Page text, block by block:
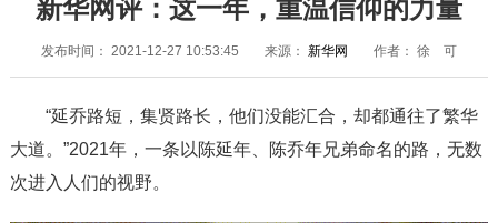
新华网评：这一年，重温信仰的力量
发布时间： 2021-12-27 10:53:45 来源： 新华网 作者： 徐 可
“延乔路短，集贤路长，他们没能汇合，却都通往了繁华
大道。”2021年，一条以陈延年、陈乔年兄弟命名的路，无数
次进入人们的视野。